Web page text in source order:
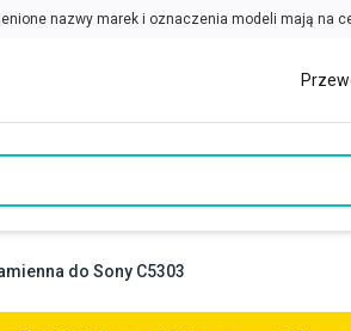
do Sony C5303